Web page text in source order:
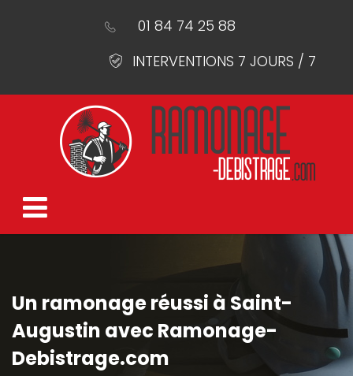
01 84 74 25 88
INTERVENTIONS 7 JOURS / 7
Un ramonage réussi à Saint-
Augustin avec Ramonage-
Debistrage.com